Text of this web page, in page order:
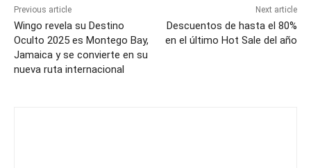
Previous article
Wingo revela su Destino
Oculto 2025 es Montego Bay,
Jamaica y se convierte en su
nueva ruta internacional
Next article
Descuentos de hasta el 80%
en el último Hot Sale del año